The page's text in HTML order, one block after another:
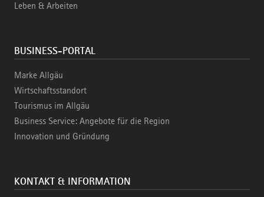
Leben & Arbeiten
BUSINESS-PORTAL
Marke Allgäu
Wirtschaftsstandort
Tourismus im Allgäu
Business Service: Angebote für die Region
Innovation und Gründung
KONTAKT & INFORMATION